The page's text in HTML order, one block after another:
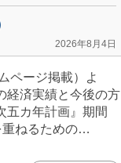
2026年8月4日
ページ掲載）よ
済実績と今後の方
五カ年計画』期間
重ねるための…